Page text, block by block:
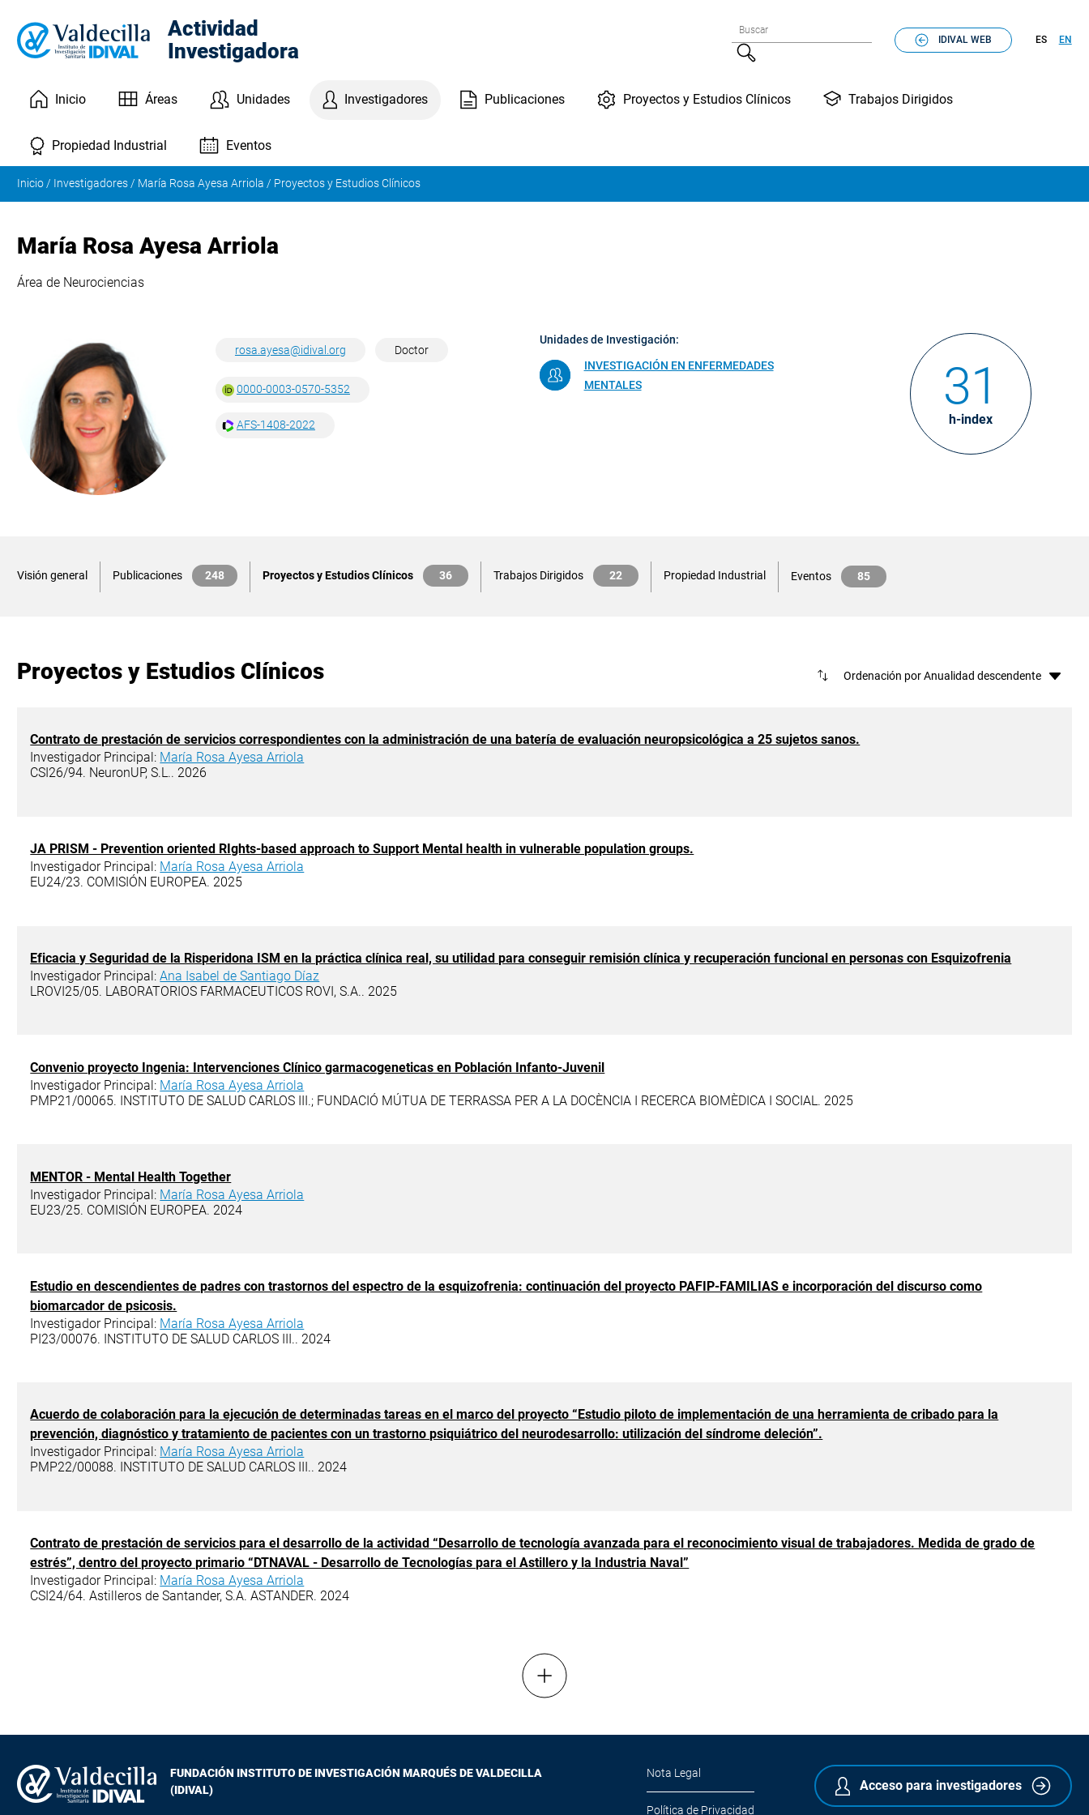
Actividad
Investigadora
Formulario de búsqueda
Buscar
Buscar
IDIVAL WEB ES EN
Inicio Áreas Unidades Investigadores Publicaciones Proyectos y Estudios Clínicos Trabajos Dirigidos
Propiedad Industrial Eventos
Inicio / Investigadores / María Rosa Ayesa Arriola / Proyectos y Estudios Clínicos
María Rosa Ayesa Arriola
Área de Neurociencias
rosa.ayesa@idival.org Doctor
0000-0003-0570-5352
AFS-1408-2022
Unidades de Investigación:
INVESTIGACIÓN EN ENFERMEDADES
MENTALES
h-index
31
Visión general Publicaciones 248 Proyectos y Estudios Clínicos 36 Trabajos Dirigidos 22 Propiedad Industrial Eventos 85
Proyectos y Estudios Clínicos
Contrato de prestación de servicios correspondientes con la administración de una batería de evaluación neuropsicológica a 25 sujetos sanos.
Investigador Principal: María Rosa Ayesa Arriola
CSI26/94. NeuronUP, S.L.. 2026
JA PRISM - Prevention oriented RIghts-based approach to Support Mental health in vulnerable population groups.
Investigador Principal: María Rosa Ayesa Arriola
EU24/23. COMISIÓN EUROPEA. 2025
Eficacia y Seguridad de la Risperidona ISM en la práctica clínica real, su utilidad para conseguir remisión clínica y recuperación funcional en personas con Esquizofrenia
Investigador Principal:Ana Isabel de Santiago Díaz
LROVI25/05. LABORATORIOS FARMACEUTICOS ROVI, S.A.. 2025
Convenio proyecto Ingenia: Intervenciones Clínico garmacogeneticas en Población Infanto-Juvenil
Investigador Principal: María Rosa Ayesa Arriola
PMP21/00065. INSTITUTO DE SALUD CARLOS III.; FUNDACIÓ MÚTUA DE TERRASSA PER A LA DOCÈNCIA I RECERCA BIOMÈDICA I SOCIAL. 2025
MENTOR - Mental Health Together
Investigador Principal: María Rosa Ayesa Arriola
EU23/25. COMISIÓN EUROPEA. 2024
Estudio en descendientes de padres con trastornos del espectro de la esquizofrenia: continuación del proyecto PAFIP-FAMILIAS e incorporación del discurso como
biomarcador de psicosis.
Investigador Principal: María Rosa Ayesa Arriola
PI23/00076. INSTITUTO DE SALUD CARLOS III.. 2024
Acuerdo de colaboración para la ejecución de determinadas tareas en el marco del proyecto “Estudio piloto de implementación de una herramienta de cribado para la
prevención, diagnóstico y tratamiento de pacientes con un trastorno psiquiátrico del neurodesarrollo: utilización del síndrome deleción”.
Investigador Principal: María Rosa Ayesa Arriola
PMP22/00088. INSTITUTO DE SALUD CARLOS III.. 2024
Contrato de prestación de servicios para el desarrollo de la actividad “Desarrollo de tecnología avanzada para el reconocimiento visual de trabajadores. Medida de grado de
estrés”, dentro del proyecto primario “DTNAVAL - Desarrollo de Tecnologías para el Astillero y la Industria Naval”
Investigador Principal: María Rosa Ayesa Arriola
CSI24/64. Astilleros de Santander, S.A. ASTANDER. 2024
FUNDACIÓN INSTITUTO DE INVESTIGACIÓN MARQUÉS DE VALDECILLA
(IDIVAL)
Nota Legal
Política de Privacidad
Acceso para investigadores